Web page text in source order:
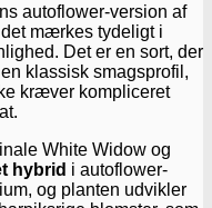
autoflower-version af
mærkes tydeligt i
Det er en sort, der
klassisk smagsprofil,
kræver kompliceret
White Widow og
hybrid i autoflower-
og planten udvikler